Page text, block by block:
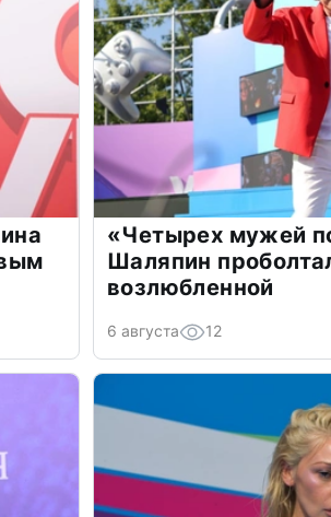
«Четырех мужей
Шаляпин
возлюбленной
6 августа 12